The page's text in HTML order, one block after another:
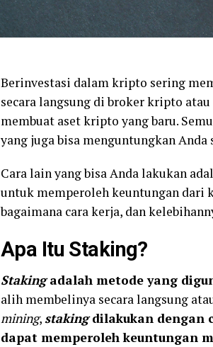
Berinvestasi dalam kripto sering
secara langsung di broker kripto
membuat aset kripto yang baru.
yang juga bisa menguntungkan
Cara lain yang bisa Anda lakukan
untuk memperoleh keuntungan dari
bagaimana cara kerja, dan
Apa Itu Staking?
Stakingadalah metode yang
alih membelinya secara langsung
mining,stakingdilakukan dengan
dapat memperoleh keuntungan